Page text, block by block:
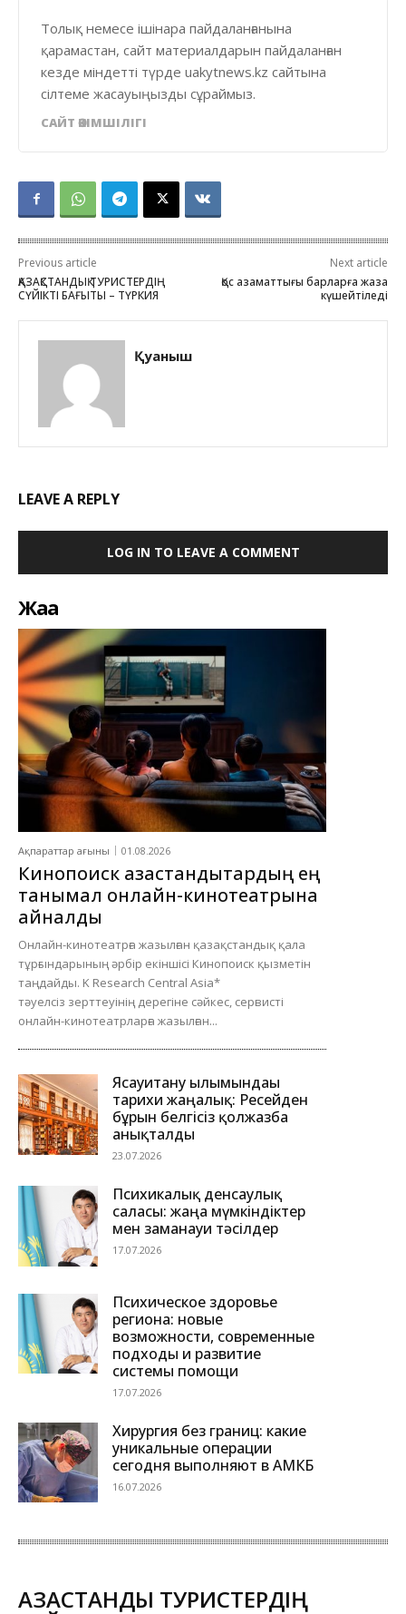
Толық немесе ішінара пайдаланғанына
қарамастан, сайт материалдарын пайдаланған
кезде міндетті түрде uakytnews.kz сайтына
сілтеме жасауыңызды сұраймыз.
САЙТ ӘКІМШІЛІГІ
Previous article
ҚАЗАҚСТАНДЫҚ ТУРИСТЕРДІҢ
СҮЙІКТІ БАҒЫТЫ – ТҮРКИЯ
Next article
Қос азаматтығы барларға жаза
күшейтіледі
Қуаныш
LEAVE A REPLY
LOG IN TO LEAVE A COMMENT
Жаңа
Ақпараттар ағыны 01.08.2026
Кинопоиск қазақстандықтардың ең
танымал онлайн-кинотеатрына
айналды
Онлайн-кинотеатрға жазылған қазақстандық қала
тұрғындарының әрбір екіншісі Кинопоиск қызметін
таңдайды. K Research Central Asia*
тәуелсіз зерттеуінің дерегіне сәйкес, сервисті
онлайн-кинотеатрларға жазылған...
Ясауитану ғылымындағы
тарихи жаңалық: Ресейден
бұрын белгісіз қолжазба
анықталды
23.07.2026
Психикалық денсаулық
саласы: жаңа мүмкіндіктер
мен заманауи тәсілдер
17.07.2026
Психическое здоровье
региона: новые
возможности, современные
подходы и развитие
системы помощи
17.07.2026
Хирургия без границ: какие
уникальные операции
сегодня выполняют в АМКБ
16.07.2026